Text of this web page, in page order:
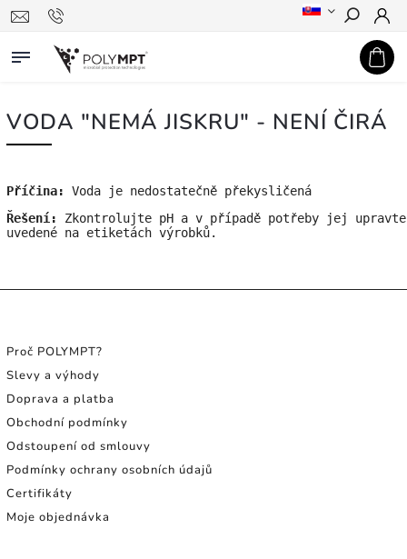
Hledat
VODA "NEMÁ JISKRU" - NENÍ ČIRÁ
Příčina: Voda je nedostatečně překysličená
Řešení:
Zkontrolujte pH a v případě potřeby jej
uvedené na etiketách výrobků.
Proč POLYMPT?
Slevy a výhody
Doprava a platba
Obchodní podmínky
Odstoupení od smlouvy
Podmínky ochrany osobních údajů
Certifikáty
Moje objednávka